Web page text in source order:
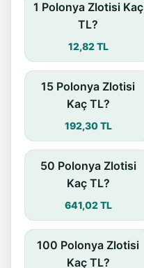
1 Polonya Zlotisi Kaç
TL?
12,82 TL
15 Polonya Zlotisi
Kaç TL?
192,30 TL
50 Polonya Zlotisi
Kaç TL?
641,02 TL
100 Polonya Zlotisi
Kaç TL?